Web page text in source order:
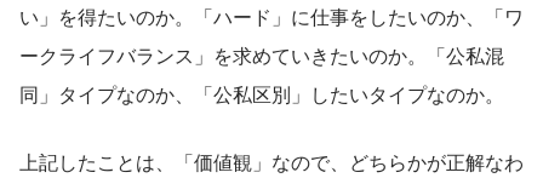
い」を得たいのか。「ハード」に仕事をしたいのか、「ワ
ークライフバランス」を求めていきたいのか。「公私混
同」タイプなのか、「公私区別」したいタイプなのか。
上記したことは、「価値観」なので、どちらかが正解なわ